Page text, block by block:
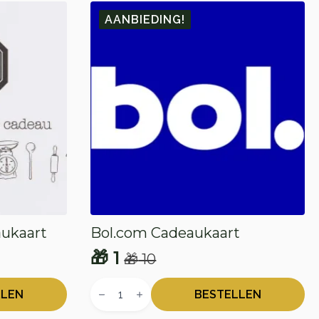
AANBIEDING!
Bol.com Cadeaukaart
🎁10
Oorspronkelijke
prijs
🎁 1
Huidige
prijs
Cadeaukaart
BESTELLEN